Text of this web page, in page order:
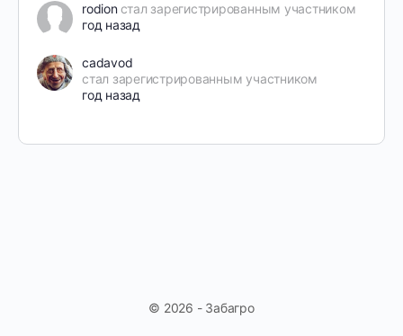
rodion стал зарегистрированным участником
год назад
cadavod
стал зарегистрированным участником
год назад
© 2026 - Забагро